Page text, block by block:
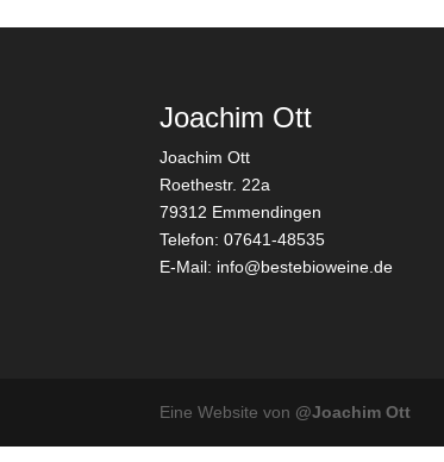
Joachim Ott
Joachim Ott
Roethestr. 22a
79312 Emmendingen
Telefon: 07641-48535
E-Mail: info@bestebioweine.de
Eine Website von @Joachim Ott